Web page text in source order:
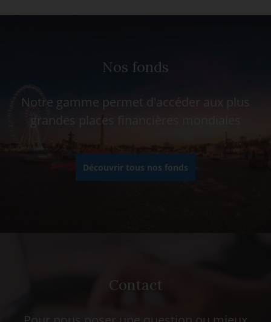
Nos fonds
Notre gamme permet d'accéder aux plus
grandes places financières mondiales
Découvrir tous nos fonds
Contact